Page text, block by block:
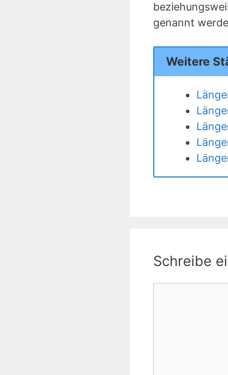
genannt
Weitere
Schreibe